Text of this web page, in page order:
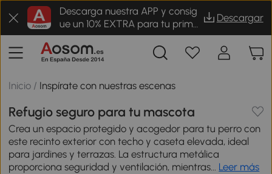
Descarga nuestra APP y consig
ue un 10% EXTRA para tu prime
r pedido
Descargar
Inicio / Inspírate con nuestras escenas
Refugio seguro para tu mascota
Crea un espacio protegido y acogedor para tu perro con
este recinto exterior con techo y caseta elevada, ideal
para jardines y terrazas. La estructura metálica
proporciona seguridad y ventilación, mientras... Leer más